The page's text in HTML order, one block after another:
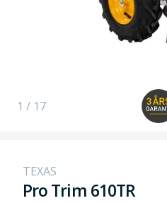
1 / 17
TEXAS
Pro Trim 610TR